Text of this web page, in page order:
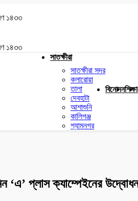
১৪৩৩
১৪৩৩
সাতক্ষীরা
সাতক্ষীরা সদর
কলারোয়া
তালা
দেবহাটা
আশাশুনি
কালিগঞ্জ
শ্যামনগর
বিনোদনশিক্ষা
‘এ’ প্লাস ক্যাম্পেইনের